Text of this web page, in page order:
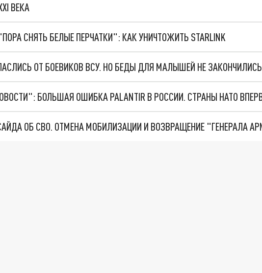
ВЕКА
СНЯТЬ БЕЛЫЕ ПЕРЧАТКИ": КАК УНИЧТОЖИТЬ STARLINK
ОТ БОЕВИКОВ ВСУ. НО БЕДЫ ДЛЯ МАЛЫШЕЙ НЕ ЗАКОНЧИЛИСЬ